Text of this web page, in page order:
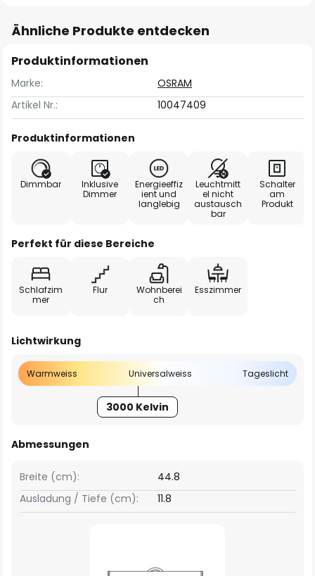
Ähnliche Produkte entdecken
Produktinformationen
Marke:
OSRAM
Artikel Nr.:
10047409
Produktinformationen
Dimmbar
Inklusive
Dimmer
Energieeffiz
ient und
langlebig
Leuchtmitt
el nicht
austausch
bar
Schalter
am
Produkt
Perfekt für diese Bereiche
Schlafzim
mer
Flur
Wohnberei
ch
Esszimmer
Lichtwirkung
Warmweiss Universalweiss Tageslicht
3000 Kelvin
Abmessungen
Breite (cm):
44.8
Ausladung / Tiefe (cm):
11.8